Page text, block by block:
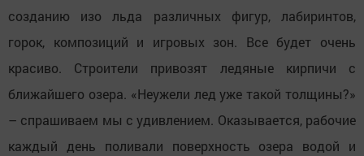
созданию изо льда различных фигур, лабиринтов,
горок, композиций и игровых зон. Все будет очень
красиво. Строители привозят ледяные кирпичи с
ближайшего озера. «Неужели лед уже такой толщины?»
– спрашиваем мы с удивлением. Оказывается, рабочие
каждый день поливали поверхность озера водой и